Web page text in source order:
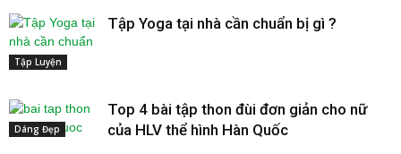
Tập Luyện
Tập Yoga tại nhà cần chuẩn bị gì ?
Dáng Đẹp
Top 4 bài tập thon đùi đơn giản cho nữ
của HLV thể hình Hàn Quốc